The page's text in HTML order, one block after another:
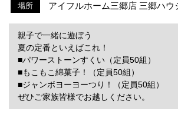
場所 アイフルホーム三郷店 三郷ハウ
親子で一緒に遊ぼう
夏の定番といえばこれ！
■パワーストーンすくい（定員50組）
■もこもこ綿菓子！（定員50組）
■ジャンボヨーヨーつり！（定員50組）
ぜひご家族皆様でお越しください。